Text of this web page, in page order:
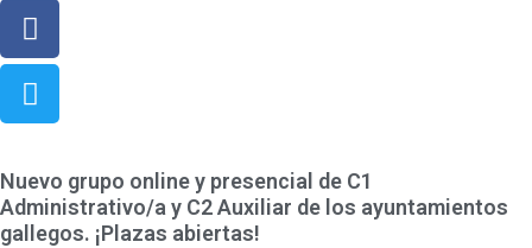
Nuevo grupo online y presencial de C1
Administrativo/a y C2 Auxiliar de los ayuntamientos
gallegos. ¡Plazas abiertas!